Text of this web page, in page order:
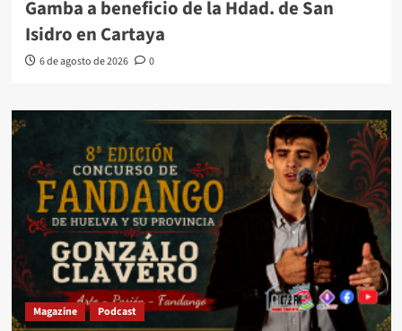
Gamba a beneficio de la Hdad. de San
Isidro en Cartaya
6 de agosto de 2026 0
Magazine Podcast